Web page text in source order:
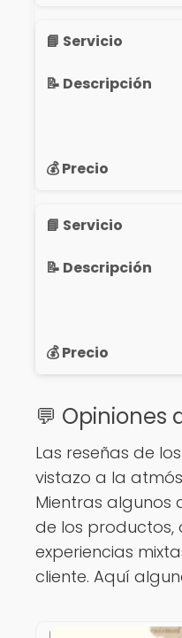
💬 Opiniones
Las reseñas de
vistazo a la
Mientras
de los productos,
experiencias
cliente. Aquí